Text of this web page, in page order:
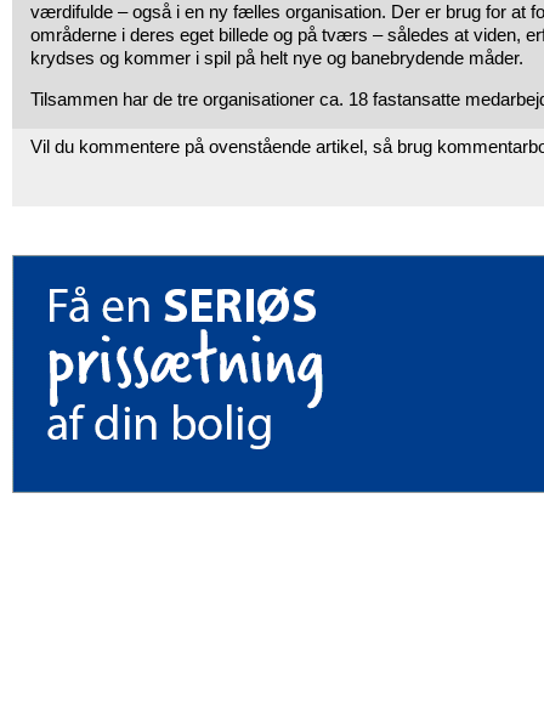
værdifulde – også i en ny fælles organisation. Der er brug for at
områderne i deres eget billede og på tværs – således at viden,
krydses og kommer i spil på helt nye og banebrydende måder.
Tilsammen har de tre organisationer ca. 18 fastansatte
Vil du kommentere på ovenstående artikel, så brug